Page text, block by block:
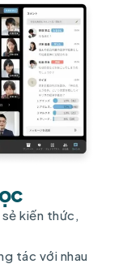
kiến thức,
tác với nhau